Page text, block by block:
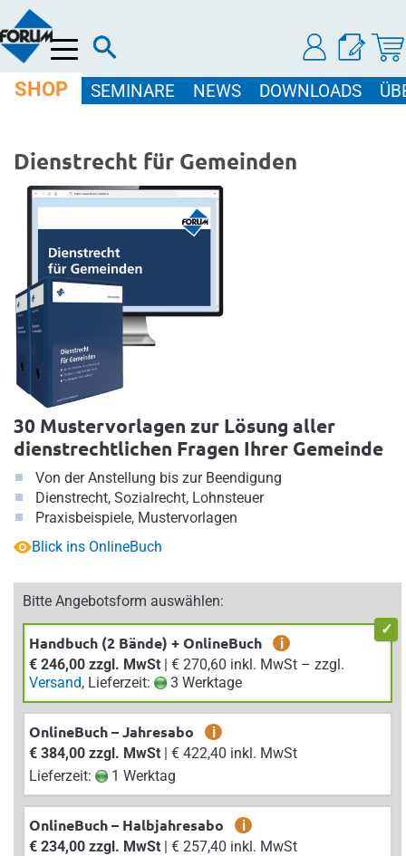
Menü
SHOP SEMINARE NEWS DOWNLOADS
Dienstrecht für Gemeinden
30 Mustervorlagen zur Lösung aller
dienstrechtlichen Fragen Ihrer Gemeinde
Von der Anstellung bis zur Beendigung
Dienstrecht, Sozialrecht, Lohnsteuer
Praxisbeispiele, Mustervorlagen
Blick ins OnlineBuch
Bitte Angebotsform auswählen:
Handbuch (2 Bände) + OnlineBuch
i
€ 246,00 zzgl. MwSt
| € 270,60 inkl. MwSt – zzgl.
Versand, Lieferzeit: 3 Werktage
OnlineBuch – Jahresabo
i
€ 384,00 zzgl. MwSt
| € 422,40 inkl. MwSt
Lieferzeit:
1 Werktag
OnlineBuch – Halbjahresabo
i
€ 234,00 zzgl. MwSt
| € 257,40 inkl. MwSt